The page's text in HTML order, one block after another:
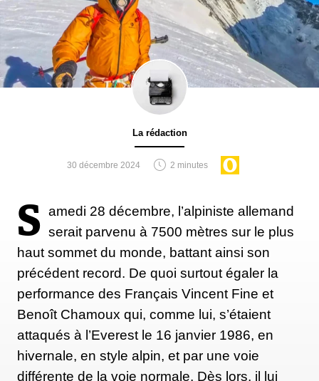
La rédaction
30 décembre 2024 2 minutes
S amedi 28 décembre, l’alpiniste allemand
serait parvenu à 7500 mètres sur le plus
haut sommet du monde, battant ainsi son
précédent record. De quoi surtout égaler la
performance des Français Vincent Fine et
Benoît Chamoux qui, comme lui, s’étaient
attaqués à l’Everest le 16 janvier 1986, en
hivernale, en style alpin, et par une voie
différente de la voie normale. Dès lors, il lui